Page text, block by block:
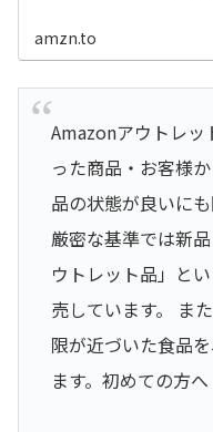
amzn.to
Amazonアウトレッ
った商品・お客様
品の状態が良いに
厳密な基準では新
ウトレット品」と
売しています。 ま
限が近づいた食品
ます。初めての方へ